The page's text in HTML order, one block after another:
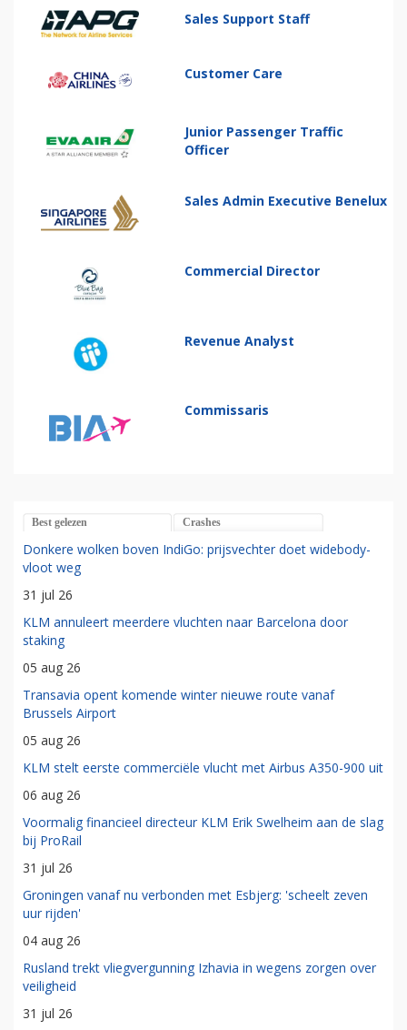
Sales Support Staff
Customer Care
Junior Passenger Traffic
Officer
Sales Admin Executive Benelux
Commercial Director
Revenue Analyst
Commissaris
Best gelezen Crashes
Donkere wolken boven IndiGo: prijsvechter doet widebody-
vloot weg
31 jul 26
KLM annuleert meerdere vluchten naar Barcelona door
staking
05 aug 26
Transavia opent komende winter nieuwe route vanaf
Brussels Airport
05 aug 26
KLM stelt eerste commerciële vlucht met Airbus A350-900 uit
06 aug 26
Voormalig financieel directeur KLM Erik Swelheim aan de slag
bij ProRail
31 jul 26
Groningen vanaf nu verbonden met Esbjerg: 'scheelt zeven
uur rijden'
04 aug 26
Rusland trekt vliegvergunning Izhavia in wegens zorgen over
veiligheid
31 jul 26